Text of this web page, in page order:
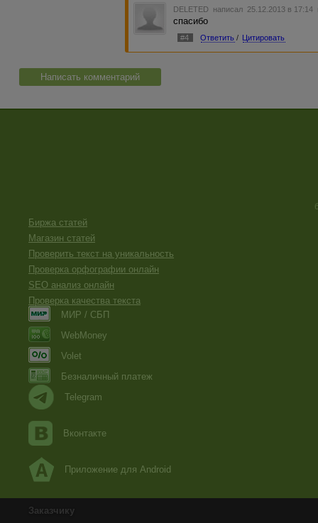
DELETED написал 25.12.2013 в 17:14
спасибо
#4 Ответить / Цитировать
Написать комментарий
Биржа статей
Магазин статей
Проверить текст на уникальность
Проверка орфографии онлайн
SEO анализ онлайн
Проверка качества текста
МИР / СБП
WebMoney
Volet
Безналичный платеж
Telegram
Вконтакте
Приложение для Android
Заказчику